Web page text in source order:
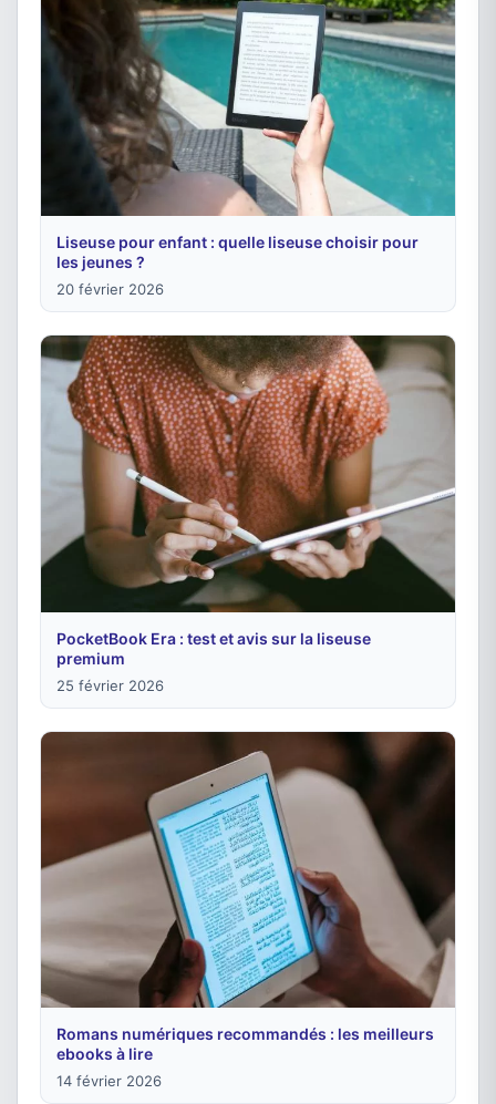
Liseuse pour enfant : quelle liseuse choisir pour
les jeunes ?
20 février 2026
PocketBook Era : test et avis sur la liseuse
premium
25 février 2026
Romans numériques recommandés : les meilleurs
ebooks à lire
14 février 2026